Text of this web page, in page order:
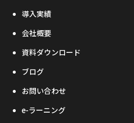
導入実績
会社概要
資料ダウンロード
ブログ
お問い合わせ
e-ラーニング